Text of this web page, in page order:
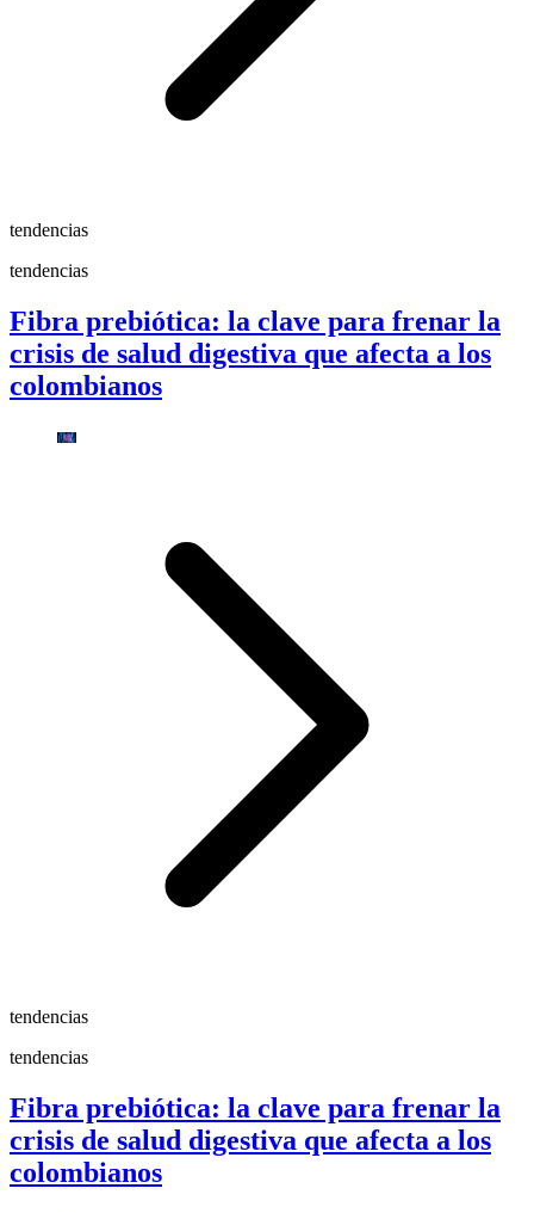
tendencias
tendencias
Fibra prebiótica: la clave para frenar la
crisis de salud digestiva que afecta a los
colombianos
tendencias
tendencias
Fibra prebiótica: la clave para frenar la
crisis de salud digestiva que afecta a los
colombianos